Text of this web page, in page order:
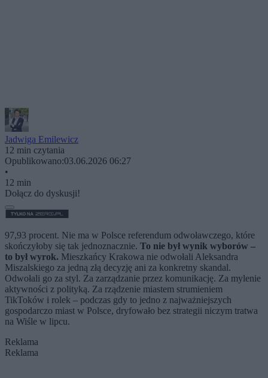
Jadwiga Emilewicz
12 min czytania
Opublikowano:03.06.2026 06:27
•
12 min
Dołącz do dyskusji!
97,93 procent. Nie ma w Polsce referendum odwoławczego, które
skończyłoby się tak jednoznacznie. To nie był wynik wyborów –
to był wyrok. Mieszkańcy Krakowa nie odwołali Aleksandra
Miszalskiego za jedną złą decyzję ani za konkretny skandal.
Odwołali go za styl. Za zarządzanie przez komunikację. Za mylenie
aktywności z polityką. Za rządzenie miastem strumieniem
TikToków i rolek – podczas gdy to jedno z najważniejszych
gospodarczo miast w Polsce, dryfowało bez strategii niczym tratwa
na Wiśle w lipcu.
Reklama
Reklama